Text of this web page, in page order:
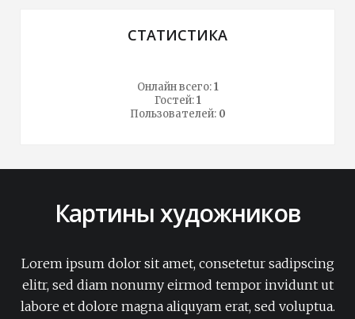
СТАТИСТИКА
Онлайн всего:1
Гостей:1
Пользователей: 0
Картины художников
Lorem ipsum dolor sit amet, consetetur sadipscing
elitr, sed diam nonumy eirmod tempor invidunt ut
labore et dolore magna aliquyam erat, sed voluptua.